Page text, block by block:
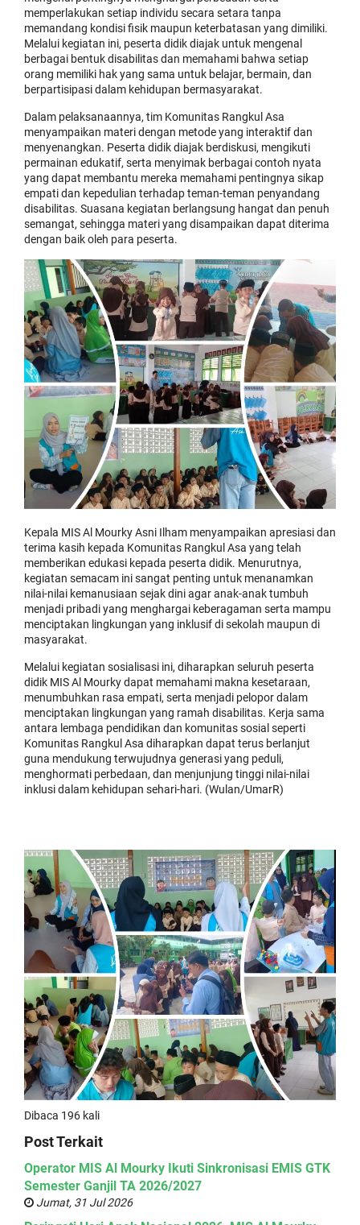
memperlakukan setiap individu secara setara tanpa
memandang kondisi fisik maupun keterbatasan yang dimiliki.
Melalui kegiatan ini, peserta didik diajak untuk mengenal
berbagai bentuk disabilitas dan memahami bahwa setiap
orang memiliki hak yang sama untuk belajar, bermain, dan
berpartisipasi dalam kehidupan bermasyarakat.
Dalam pelaksanaannya, tim Komunitas Rangkul Asa
menyampaikan materi dengan metode yang interaktif dan
menyenangkan. Peserta didik diajak berdiskusi, mengikuti
permainan edukatif, serta menyimak berbagai contoh nyata
yang dapat membantu mereka memahami pentingnya sikap
empati dan kepedulian terhadap teman-teman penyandang
disabilitas. Suasana kegiatan berlangsung hangat dan penuh
semangat, sehingga materi yang disampaikan dapat diterima
dengan baik oleh para peserta.
Kepala MIS Al Mourky Asni Ilham menyampaikan apresiasi dan
terima kasih kepada Komunitas Rangkul Asa yang telah
memberikan edukasi kepada peserta didik. Menurutnya,
kegiatan semacam ini sangat penting untuk menanamkan
nilai-nilai kemanusiaan sejak dini agar anak-anak tumbuh
menjadi pribadi yang menghargai keberagaman serta mampu
menciptakan lingkungan yang inklusif di sekolah maupun di
masyarakat.
Melalui kegiatan sosialisasi ini, diharapkan seluruh peserta
didik MIS Al Mourky dapat memahami makna kesetaraan,
menumbuhkan rasa empati, serta menjadi pelopor dalam
menciptakan lingkungan yang ramah disabilitas. Kerja sama
antara lembaga pendidikan dan komunitas sosial seperti
Komunitas Rangkul Asa diharapkan dapat terus berlanjut
guna mendukung terwujudnya generasi yang peduli,
menghormati perbedaan, dan menjunjung tinggi nilai-nilai
inklusi dalam kehidupan sehari-hari. (Wulan/UmarR)
Dibaca 196 kali
Post Terkait
Operator MIS Al Mourky Ikuti Sinkronisasi EMIS GTK
Semester Ganjil TA 2026/2027
Jumat, 31 Jul 2026